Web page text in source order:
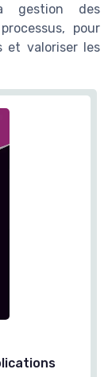
gestion des
pour
et valoriser les